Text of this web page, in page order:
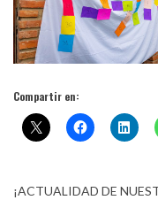
Compartir en:
¡ACTUALIDAD DE